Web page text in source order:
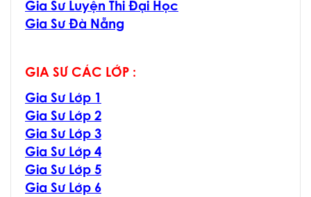
Gia Sư Luyện Thi Đại Học
Gia Sư Đà Nẵng
GIA SƯ CÁC LỚP :
Gia Sư Lớp 1
Gia Sư Lớp 2
Gia Sư Lớp 3
Gia Sư Lớp 4
Gia Sư Lớp 5
Gia Sư Lớp 6